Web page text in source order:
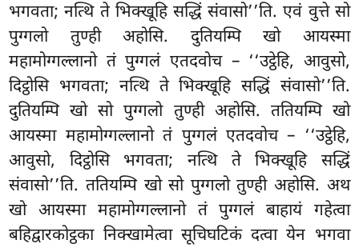
भगवता; नत्थि ते भिक्खूहि सद्धिं संवासो’’ति. एवं वुत्ते सो
पुग्गलो तुण्ही अहोसि. दुतियम्पि खो आयस्मा
महामोग्गल्लानो तं पुग्गलं एतदवोच – ‘‘उट्ठेहि, आवुसो,
दिट्ठोसि भगवता; नत्थि ते भिक्खूहि सद्धिं संवासो’’ति.
दुतियम्पि खो सो पुग्गलो तुण्ही अहोसि. ततियम्पि खो
आयस्मा महामोग्गल्लानो तं पुग्गलं एतदवोच – ‘‘उट्ठेहि,
आवुसो, दिट्ठोसि भगवता; नत्थि ते भिक्खूहि सद्धिं
संवासो’’ति. ततियम्पि खो सो पुग्गलो तुण्ही अहोसि. अथ
खो आयस्मा महामोग्गल्लानो तं पुग्गलं बाहायं गहेत्वा
बहिद्वारकोट्ठका निक्खामेत्वा सूचिघटिकं दत्वा येन भगवा